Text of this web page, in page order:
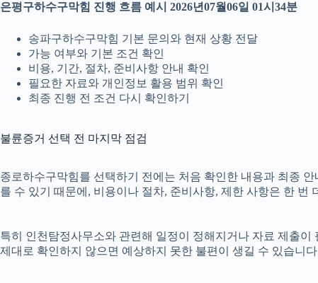
은평구하수구막힘 진행 흐름 예시 2026년07월06일 01시34분
송파구하수구막힘 기본 문의와 현재 상황 전달
가능 여부와 기본 조건 확인
비용, 기간, 절차, 준비사항 안내 확인
필요한 자료와 개인정보 활용 범위 확인
최종 진행 전 조건 다시 확인하기
불륜증거 선택 전 마지막 점검
종로하수구막힘를 선택하기 전에는 처음 확인한 내용과 최종
를 수 있기 때문에, 비용이나 절차, 준비사항, 제한 사항은 한 번
특히 인천탐정사무소와 관련해 일정이 정해지거나 자료 제출
제대로 확인하지 않으면 예상하지 못한 불편이 생길 수 있습니